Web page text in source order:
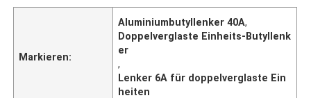
Markieren:
Aluminiumbutyllenker 40A,
Doppelverglaste Einheits-Butyllenk
er
,
Lenker 6A für doppelverglaste Ein
heiten